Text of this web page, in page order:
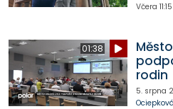
Včera 11:15
01:38
rodin
5. srpna
Ociepková